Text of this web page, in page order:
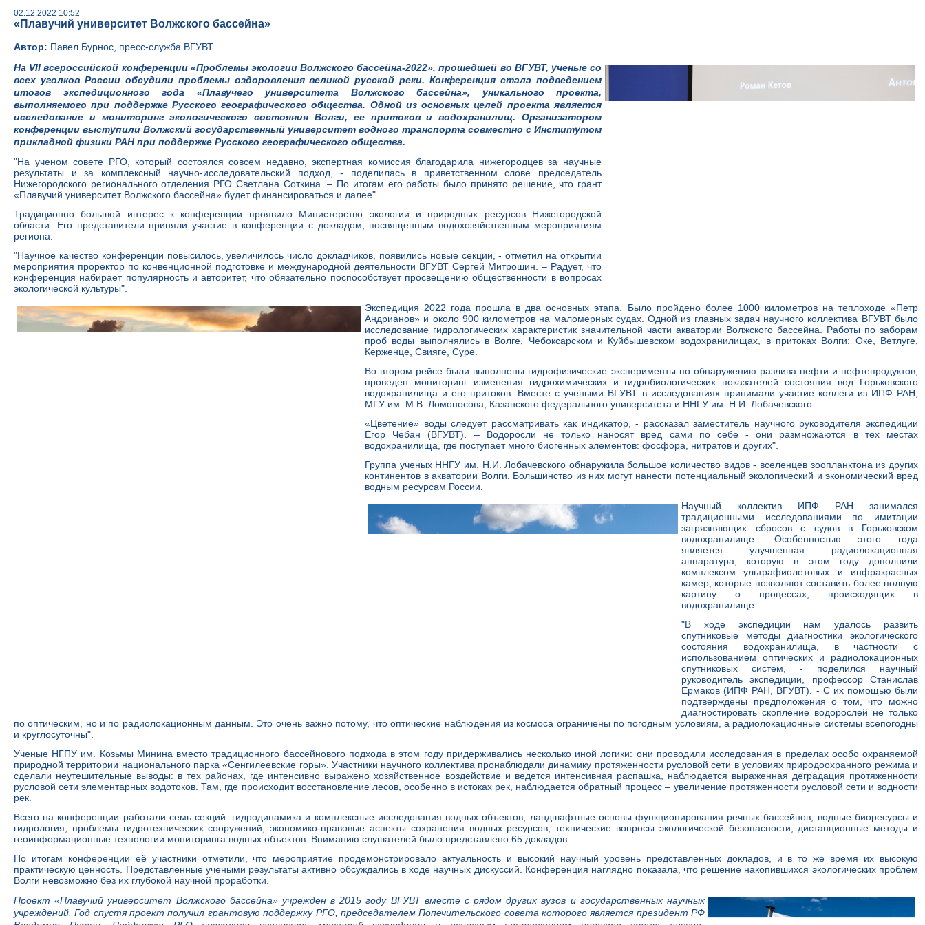
02.12.2022 10:52
«Плавучий университет Волжского бассейна»
Автор: Павел Бурнос, пресс-служба ВГУВТ
На VII всероссийской конференции «Проблемы экологии Волжского бассейна-2022», прошедшей во ВГУВТ, ученые со
всех уголков России обсудили проблемы оздоровления великой русской реки. Конференция стала подведением
итогов экспедиционного года «Плавучего университета Волжского бассейна», уникального проекта,
выполняемого при поддержке Русского географического общества. Одной из основных целей проекта является
исследование и мониторинг экологического состояния Волги, ее притоков и водохранилищ. Организатором
конференции выступили Волжский государственный университет водного транспорта совместно с Институтом
прикладной физики РАН при поддержке Русского географического общества.
"На ученом совете РГО, который состоялся совсем недавно, экспертная комиссия благодарила нижегородцев за научные
результаты и за комплексный научно-исследовательский подход, - поделилась в приветственном слове председатель
Нижегородского регионального отделения РГО Светлана Соткина. – По итогам его работы было принято решение, что грант
«Плавучий университет Волжского бассейна» будет финансироваться и далее".
Традиционно большой интерес к конференции проявило Министерство экологии и природных ресурсов Нижегородской
области. Его представители приняли участие в конференции с докладом, посвященным водохозяйственным мероприятиям
региона.
"Научное качество конференции повысилось, увеличилось число докладчиков, появились новые секции, - отметил на открытии
мероприятия проректор по конвенционной подготовке и международной деятельности ВГУВТ Сергей Митрошин. – Радует, что
конференция набирает популярность и авторитет, что обязательно поспособствует просвещению общественности в вопросах
экологической культуры".
Экспедиция 2022 года прошла в два основных этапа. Было пройдено более 1000 километров на теплоходе «Петр
Андрианов» и около 900 километров на маломерных судах. Одной из главных задач научного коллектива ВГУВТ было
исследование гидрологических характеристик значительной части акватории Волжского бассейна. Работы по заборам
проб воды выполнялись в Волге, Чебоксарском и Куйбышевском водохранилищах, в притоках Волги: Оке, Ветлуге,
Керженце, Свияге, Суре.
Во втором рейсе были выполнены гидрофизические эксперименты по обнаружению разлива нефти и нефтепродуктов,
проведен мониторинг изменения гидрохимических и гидробиологических показателей состояния вод Горьковского
водохранилища и его притоков. Вместе с учеными ВГУВТ в исследованиях принимали участие коллеги из ИПФ РАН,
МГУ им. М.В. Ломоносова, Казанского федерального университета и ННГУ им. Н.И. Лобачевского.
«Цветение» воды следует рассматривать как индикатор, - рассказал заместитель научного руководителя экспедиции
Егор Чебан (ВГУВТ). – Водоросли не только наносят вред сами по себе - они размножаются в тех местах
водохранилища, где поступает много биогенных элементов: фосфора, нитратов и других".
Группа ученых ННГУ им. Н.И. Лобачевского обнаружила большое количество видов - вселенцев зоопланктона из других
континентов в акватории Волги. Большинство из них могут нанести потенциальный экологический и экономический вред
водным ресурсам России.
Научный коллектив ИПФ РАН занимался
традиционными исследованиями по имитации
загрязняющих сбросов с судов в Горьковском
водохранилище. Особенностью этого года
является улучшенная радиолокационная
аппаратура, которую в этом году дополнили
комплексом ультрафиолетовых и инфракрасных
камер, которые позволяют составить более полную
картину о процессах, происходящих в
водохранилище.
"В ходе экспедиции нам удалось развить
спутниковые методы диагностики экологического
состояния водохранилища, в частности с
использованием оптических и радиолокационных
спутниковых систем, - поделился научный
руководитель экспедиции, профессор Станислав
Ермаков (ИПФ РАН, ВГУВТ). - С их помощью были
подтверждены предположения о том, что можно
диагностировать скопление водорослей не только
по оптическим, но и по радиолокационным данным. Это очень важно потому, что оптические наблюдения из космоса ограничены по погодным условиям, а радиолокационные системы всепогодны
и круглосуточны".
Ученые НГПУ им. Козьмы Минина вместо традиционного бассейнового подхода в этом году придерживались несколько иной логики: они проводили исследования в пределах особо охраняемой
природной территории национального парка «Сенгилеевские горы». Участники научного коллектива пронаблюдали динамику протяженности русловой сети в условиях природоохранного режима и
сделали неутешительные выводы: в тех районах, где интенсивно выражено хозяйственное воздействие и ведется интенсивная распашка, наблюдается выраженная деградация протяженности
русловой сети элементарных водотоков. Там, где происходит восстановление лесов, особенно в истоках рек, наблюдается обратный процесс – увеличение протяженности русловой сети и водности
рек.
Всего на конференции работали семь секций: гидродинамика и комплексные исследования водных объектов, ландшафтные основы функционирования речных бассейнов, водные биоресурсы и
гидрология, проблемы гидротехнических сооружений, экономико-правовые аспекты сохранения водных ресурсов, технические вопросы экологической безопасности, дистанционные методы и
геоинформационные технологии мониторинга водных объектов. Вниманию слушателей было представлено 65 докладов.
По итогам конференции её участники отметили, что мероприятие продемонстрировало актуальность и высокий научный уровень представленных докладов, и в то же время их высокую
практическую ценность. Представленные учеными результаты активно обсуждались в ходе научных дискуссий. Конференция наглядно показала, что решение накопившихся экологических проблем
Волги невозможно без их глубокой научной проработки.
Проект «Плавучий университет Волжского бассейна» учрежден в 2015 году ВГУВТ вместе с рядом других вузов и государственных научных
учреждений. Год спустя проект получил грантовую поддержку РГО, председателем Попечительского совета которого является президент РФ